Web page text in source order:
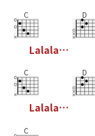
C
Lalala…
D
C
Lalala…
D
C